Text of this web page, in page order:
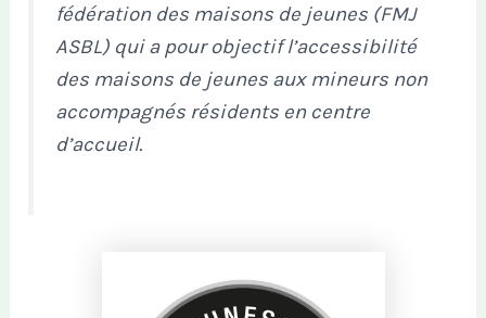
fédération des maisons de jeunes (FMJ
ASBL) qui a pour objectif l’accessibilité
des maisons de jeunes aux mineurs non
accompagnés résidents en centre
d’accueil.